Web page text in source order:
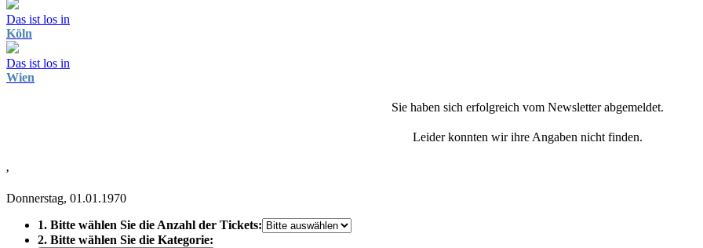
Das ist los in
Köln
Das ist los in
Wien
Sie haben sich erfolgreich vom Newsletter abgemeldet.
Leider konnten wir ihre Angaben nicht finden.
,
Donnerstag, 01.01.1970
1. Bitte wählen Sie die Anzahl der Tickets:
2. Bitte wählen Sie die Kategorie: